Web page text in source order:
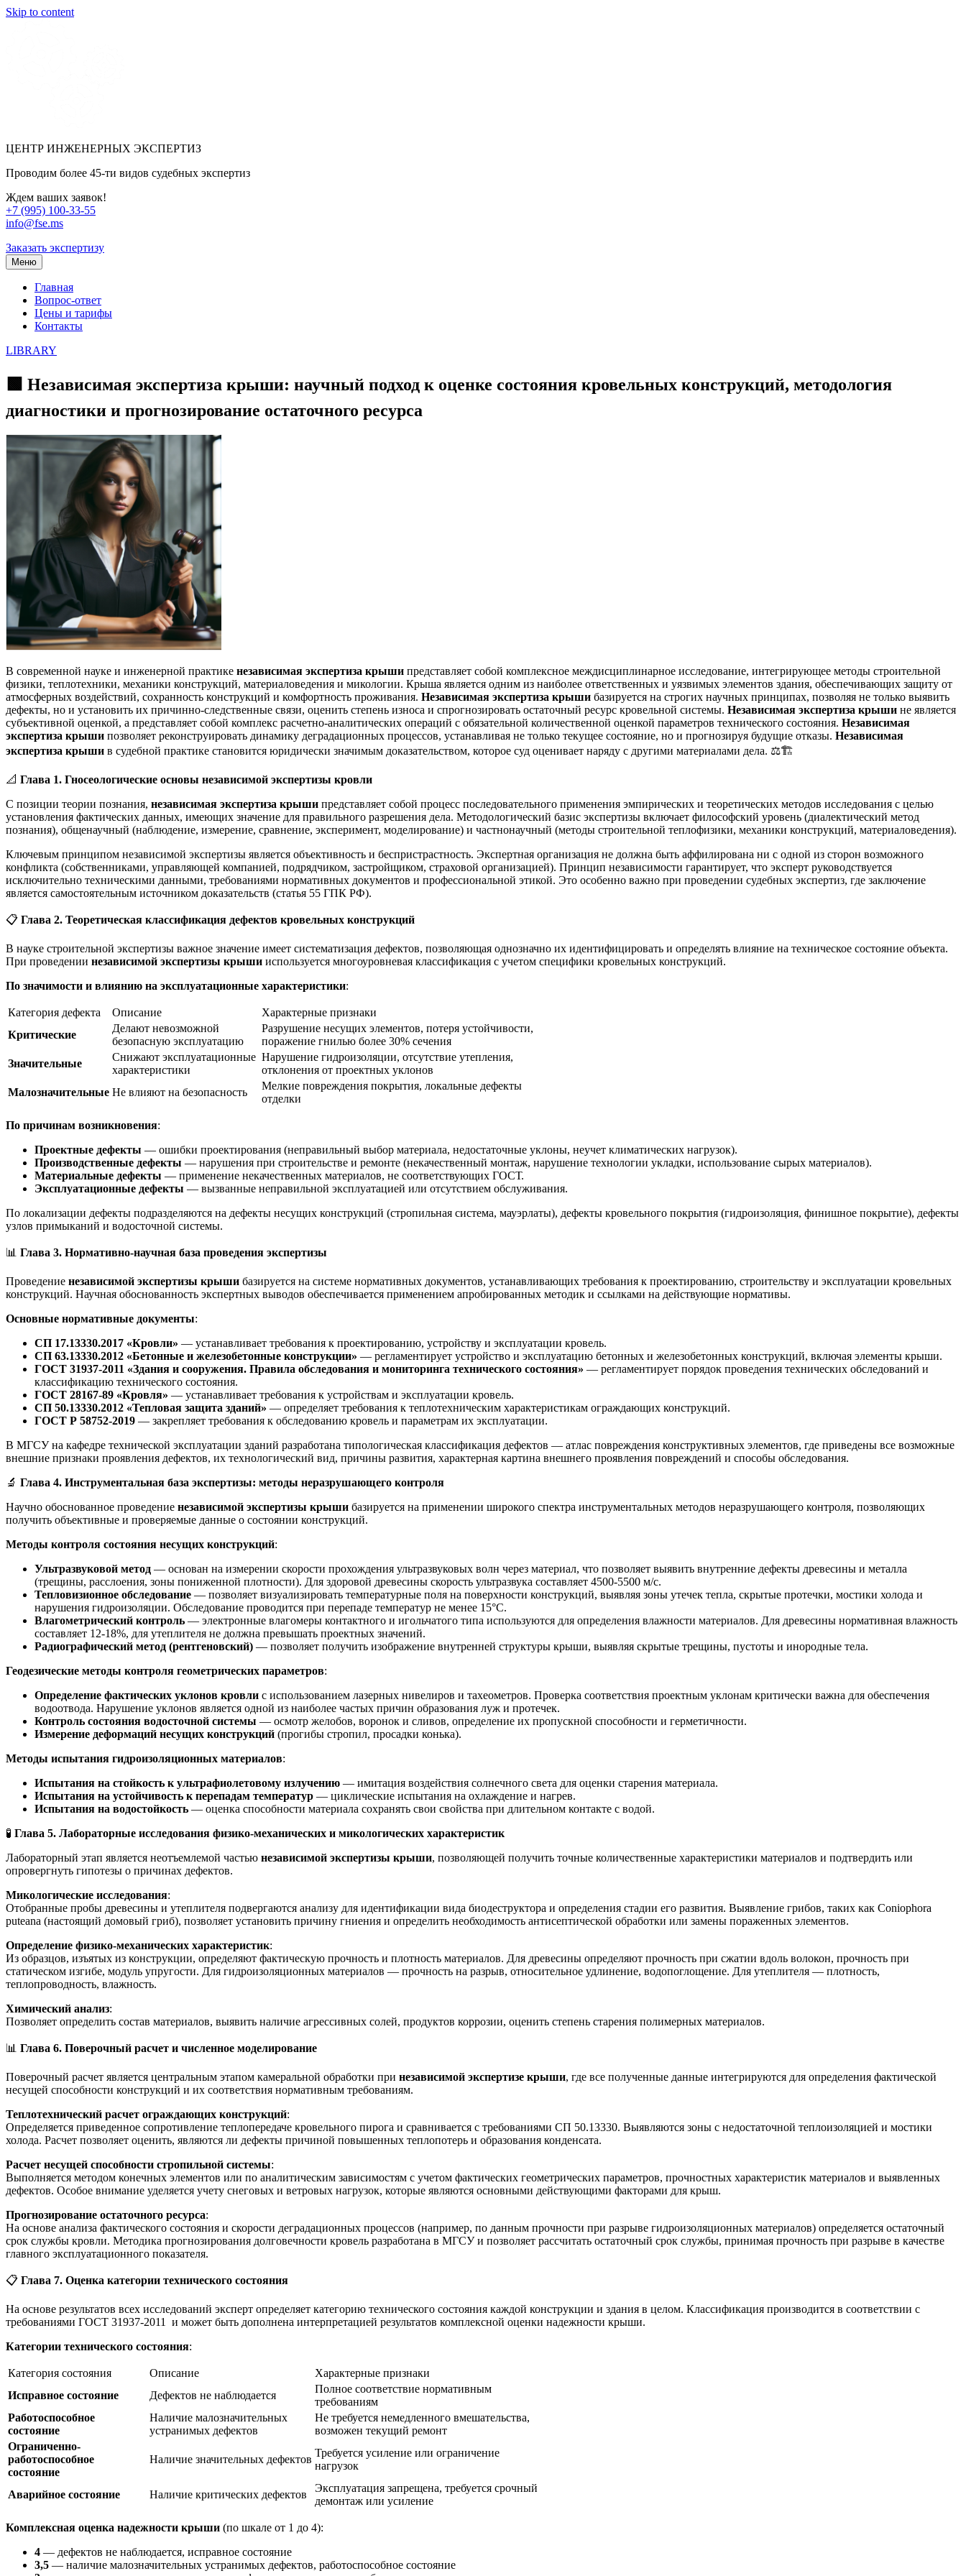
Skip to content
ЦЕНТР ИНЖЕНЕРНЫХ ЭКСПЕРТИЗ
Проводим более 45-ти видов судебных экспертиз
Ждем ваших заявок!
+7 (995) 100-33-55
info@fse.ms
Заказать экспертизу
Меню
Главная
Вопрос-ответ
Цены и тарифы
Контакты
LIBRARY
🟩 Независимая экспертиза крыши: научный подход к оценке состояния кровельных конструкций, методология
диагностики и прогнозирование остаточного ресурса
В современной науке и инженерной практике независимая экспертиза крыши представляет собой комплексное междисциплинарное исследование, интегрирующее методы строительной
физики, теплотехники, механики конструкций, материаловедения и микологии. Крыша является одним из наиболее ответственных и уязвимых элементов здания, обеспечивающих защиту от
атмосферных воздействий, сохранность конструкций и комфортность проживания. Независимая экспертиза крыши базируется на строгих научных принципах, позволяя не только выявить
дефекты, но и установить их причинно-следственные связи, оценить степень износа и спрогнозировать остаточный ресурс кровельной системы. Независимая экспертиза крыши не является
субъективной оценкой, а представляет собой комплекс расчетно-аналитических операций с обязательной количественной оценкой параметров технического состояния. Независимая
экспертиза крыши позволяет реконструировать динамику деградационных процессов, устанавливая не только текущее состояние, но и прогнозируя будущие отказы. Независимая
экспертиза крыши в судебной практике становится юридически значимым доказательством, которое суд оценивает наряду с другими материалами дела. ⚖️🏗️
📐 Глава 1. Гносеологические основы независимой экспертизы кровли
С позиции теории познания, независимая экспертиза крыши представляет собой процесс последовательного применения эмпирических и теоретических методов исследования с целью
установления фактических данных, имеющих значение для правильного разрешения дела. Методологический базис экспертизы включает философский уровень (диалектический метод
познания), общенаучный (наблюдение, измерение, сравнение, эксперимент, моделирование) и частнонаучный (методы строительной теплофизики, механики конструкций, материаловедения).
Ключевым принципом независимой экспертизы является объективность и беспристрастность. Экспертная организация не должна быть аффилирована ни с одной из сторон возможного
конфликта (собственниками, управляющей компанией, подрядчиком, застройщиком, страховой организацией). Принцип независимости гарантирует, что эксперт руководствуется
исключительно техническими данными, требованиями нормативных документов и профессиональной этикой. Это особенно важно при проведении судебных экспертиз, где заключение
является самостоятельным источником доказательств (статья 55 ГПК РФ).
📋 Глава 2. Теоретическая классификация дефектов кровельных конструкций
В науке строительной экспертизы важное значение имеет систематизация дефектов, позволяющая однозначно их идентифицировать и определять влияние на техническое состояние объекта.
При проведении независимой экспертизы крыши используется многоуровневая классификация с учетом специфики кровельных конструкций.
По значимости и влиянию на эксплуатационные характеристики:
Категория дефекта Описание
Характерные признаки
Критические
Делают невозможной
безопасную эксплуатацию
Разрушение несущих элементов, потеря устойчивости,
поражение гнилью более 30% сечения
Значительные
Снижают эксплуатационные
характеристики
Нарушение гидроизоляции, отсутствие утепления,
отклонения от проектных уклонов
Малозначительные Не влияют на безопасность
Мелкие повреждения покрытия, локальные дефекты
отделки
По причинам возникновения:
Проектные дефекты — ошибки проектирования (неправильный выбор материала, недостаточные уклоны, неучет климатических нагрузок).
Производственные дефекты — нарушения при строительстве и ремонте (некачественный монтаж, нарушение технологии укладки, использование сырых материалов).
Материальные дефекты — применение некачественных материалов, не соответствующих ГОСТ.
Эксплуатационные дефекты — вызванные неправильной эксплуатацией или отсутствием обслуживания.
По локализации дефекты подразделяются на дефекты несущих конструкций (стропильная система, мауэрлаты), дефекты кровельного покрытия (гидроизоляция, финишное покрытие), дефекты
узлов примыканий и водосточной системы.
📊 Глава 3. Нормативно-научная база проведения экспертизы
Проведение независимой экспертизы крыши базируется на системе нормативных документов, устанавливающих требования к проектированию, строительству и эксплуатации кровельных
конструкций. Научная обоснованность экспертных выводов обеспечивается применением апробированных методик и ссылками на действующие нормативы.
Основные нормативные документы:
СП 17.13330.2017 «Кровли» — устанавливает требования к проектированию, устройству и эксплуатации кровель.
СП 63.13330.2012 «Бетонные и железобетонные конструкции» — регламентирует устройство и эксплуатацию бетонных и железобетонных конструкций, включая элементы крыши.
ГОСТ 31937-2011 «Здания и сооружения. Правила обследования и мониторинга технического состояния» — регламентирует порядок проведения технических обследований и
классификацию технического состояния.
ГОСТ 28167-89 «Кровля» — устанавливает требования к устройствам и эксплуатации кровель.
СП 50.13330.2012 «Тепловая защита зданий» — определяет требования к теплотехническим характеристикам ограждающих конструкций.
ГОСТ Р 58752-2019 — закрепляет требования к обследованию кровель и параметрам их эксплуатации.
В МГСУ на кафедре технической эксплуатации зданий разработана типологическая классификация дефектов — атлас повреждения конструктивных элементов, где приведены все возможные
внешние признаки проявления дефектов, их технологический вид, причины развития, характерная картина внешнего проявления повреждений и способы обследования.
🔬 Глава 4. Инструментальная база экспертизы: методы неразрушающего контроля
Научно обоснованное проведение независимой экспертизы крыши базируется на применении широкого спектра инструментальных методов неразрушающего контроля, позволяющих
получить объективные и проверяемые данные о состоянии конструкций.
Методы контроля состояния несущих конструкций:
Ультразвуковой метод — основан на измерении скорости прохождения ультразвуковых волн через материал, что позволяет выявить внутренние дефекты древесины и металла
(трещины, расслоения, зоны пониженной плотности). Для здоровой древесины скорость ультразвука составляет 4500-5500 м/с.
Тепловизионное обследование — позволяет визуализировать температурные поля на поверхности конструкций, выявляя зоны утечек тепла, скрытые протечки, мостики холода и
нарушения гидроизоляции. Обследование проводится при перепаде температур не менее 15°C.
Влагометрический контроль — электронные влагомеры контактного и игольчатого типа используются для определения влажности материалов. Для древесины нормативная влажность
составляет 12-18%, для утеплителя не должна превышать проектных значений.
Радиографический метод (рентгеновский) — позволяет получить изображение внутренней структуры крыши, выявляя скрытые трещины, пустоты и инородные тела.
Геодезические методы контроля геометрических параметров:
Определение фактических уклонов кровли с использованием лазерных нивелиров и тахеометров. Проверка соответствия проектным уклонам критически важна для обеспечения
водоотвода. Нарушение уклонов является одной из наиболее частых причин образования луж и протечек.
Контроль состояния водосточной системы — осмотр желобов, воронок и сливов, определение их пропускной способности и герметичности.
Измерение деформаций несущих конструкций (прогибы стропил, просадки конька).
Методы испытания гидроизоляционных материалов:
Испытания на стойкость к ультрафиолетовому излучению — имитация воздействия солнечного света для оценки старения материала.
Испытания на устойчивость к перепадам температур — циклические испытания на охлаждение и нагрев.
Испытания на водостойкость — оценка способности материала сохранять свои свойства при длительном контакте с водой.
🧪 Глава 5. Лабораторные исследования физико-механических и микологических характеристик
Лабораторный этап является неотъемлемой частью независимой экспертизы крыши, позволяющей получить точные количественные характеристики материалов и подтвердить или
опровергнуть гипотезы о причинах дефектов.
Микологические исследования:
Отобранные пробы древесины и утеплителя подвергаются анализу для идентификации вида биодеструктора и определения стадии его развития. Выявление грибов, таких как Coniophora
puteana (настоящий домовый гриб), позволяет установить причину гниения и определить необходимость антисептической обработки или замены пораженных элементов.
Определение физико-механических характеристик:
Из образцов, изъятых из конструкции, определяют фактическую прочность и плотность материалов. Для древесины определяют прочность при сжатии вдоль волокон, прочность при
статическом изгибе, модуль упругости. Для гидроизоляционных материалов — прочность на разрыв, относительное удлинение, водопоглощение. Для утеплителя — плотность,
теплопроводность, влажность.
Химический анализ:
Позволяет определить состав материалов, выявить наличие агрессивных солей, продуктов коррозии, оценить степень старения полимерных материалов.
📊 Глава 6. Поверочный расчет и численное моделирование
Поверочный расчет является центральным этапом камеральной обработки при независимой экспертизе крыши, где все полученные данные интегрируются для определения фактической
несущей способности конструкций и их соответствия нормативным требованиям.
Теплотехнический расчет ограждающих конструкций:
Определяется приведенное сопротивление теплопередаче кровельного пирога и сравнивается с требованиями СП 50.13330. Выявляются зоны с недостаточной теплоизоляцией и мостики
холода. Расчет позволяет оценить, являются ли дефекты причиной повышенных теплопотерь и образования конденсата.
Расчет несущей способности стропильной системы:
Выполняется методом конечных элементов или по аналитическим зависимостям с учетом фактических геометрических параметров, прочностных характеристик материалов и выявленных
дефектов. Особое внимание уделяется учету снеговых и ветровых нагрузок, которые являются основными действующими факторами для крыш.
Прогнозирование остаточного ресурса:
На основе анализа фактического состояния и скорости деградационных процессов (например, по данным прочности при разрыве гидроизоляционных материалов) определяется остаточный
срок службы кровли. Методика прогнозирования долговечности кровель разработана в МГСУ и позволяет рассчитать остаточный срок службы, принимая прочность при разрыве в качестве
главного эксплуатационного показателя.
📋 Глава 7. Оценка категории технического состояния
На основе результатов всех исследований эксперт определяет категорию технического состояния каждой конструкции и здания в целом. Классификация производится в соответствии с
требованиями ГОСТ 31937-2011 и может быть дополнена интерпретацией результатов комплексной оценки надежности крыши.
Категории технического состояния:
Категория состояния Описание
Характерные признаки
Исправное состояние
Дефектов не наблюдается
Полное соответствие нормативным
требованиям
Работоспособное
состояние
Наличие малозначительных
устранимых дефектов
Не требуется немедленного вмешательства,
возможен текущий ремонт
Ограниченно-
работоспособное
состояние
Наличие значительных дефектов
Требуется усиление или ограничение
нагрузок
Аварийное состояние Наличие критических дефектов
Эксплуатация запрещена, требуется срочный
демонтаж или усиление
Комплексная оценка надежности крыши (по шкале от 1 до 4):
4 — дефектов не наблюдается, исправное состояние
3,5 — наличие малозначительных устранимых дефектов, работоспособное состояние